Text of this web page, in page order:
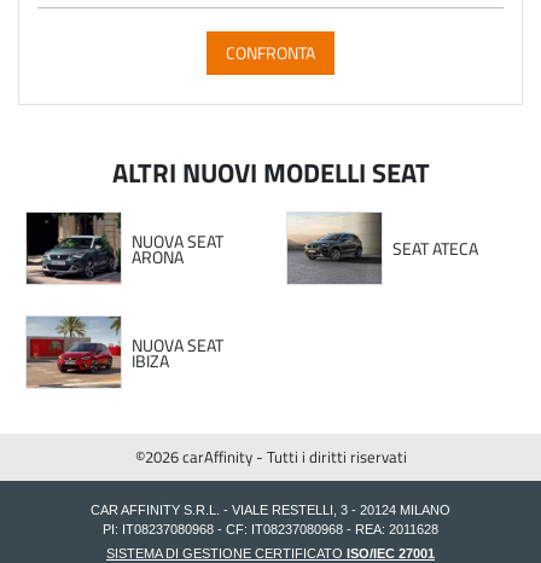
CONFRONTA
ALTRI NUOVI MODELLI SEAT
NUOVA SEAT
ARONA SEAT ATECA
NUOVA SEAT
IBIZA
©2026 carAffinity - Tutti i diritti riservati
CAR AFFINITY S.R.L. - VIALE RESTELLI, 3 - 20124 MILANO
PI: IT08237080968 - CF: IT08237080968 - REA: 2011628
SISTEMA DI GESTIONE CERTIFICATO ISO/IEC 27001